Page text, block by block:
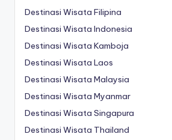
Destinasi Wisata Filipina
Destinasi Wisata Indonesia
Destinasi Wisata Kamboja
Destinasi Wisata Laos
Destinasi Wisata Malaysia
Destinasi Wisata Myanmar
Destinasi Wisata Singapura
Destinasi Wisata Thailand